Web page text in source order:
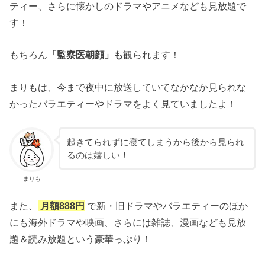
ティー、さらに懐かしのドラマやアニメなども見放題で
す！
もちろん 「監察医朝顔」も観られます！
まりもは、今まで夜中に放送していてなかなか見られな
かったバラエティーやドラマをよく見ていましたよ！
まりも
起きてられずに寝てしまうから後から見られ
るのは嬉しい！
また、 月額888円 で新・旧ドラマやバラエティーのほか
にも海外ドラマや映画、さらには雑誌、漫画なども見放
題＆読み放題という豪華っぷり！